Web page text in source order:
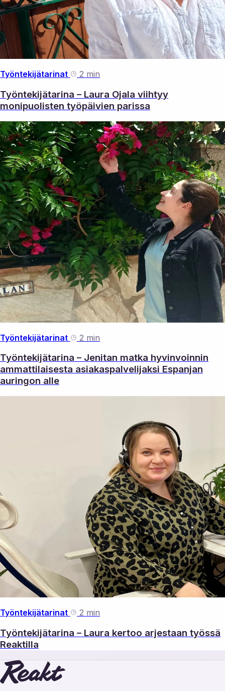
Työntekijätarinat 2 min
Työntekijätarina – Laura Ojala viihtyy
monipuolisten työpäivien parissa
Työntekijätarinat 2 min
Työntekijätarina – Jenitan matka hyvinvoinnin
ammattilaisesta asiakaspalvelijaksi Espanjan
auringon alle
Työntekijätarinat 2 min
Työntekijätarina – Laura kertoo arjestaan työssä
Reaktilla